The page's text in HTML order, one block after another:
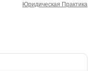
Юридическая Практика